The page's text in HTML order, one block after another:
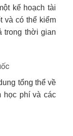
kế hoạch tài
và có thể kiểm
trong thời gian
tổng thể về
học phí và các